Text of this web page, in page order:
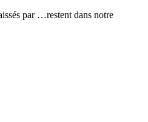
par …restent dans notre